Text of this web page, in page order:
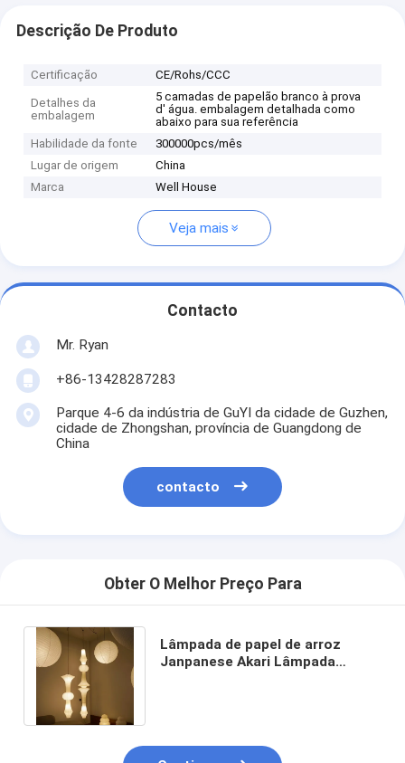
Descrição De Produto
Certificação CE/Rohs/CCC
Detalhes da
embalagem
5 camadas de papelão branco à prova
d' água. embalagem detalhada como
abaixo para sua referência
Habilidade da fonte
300000pcs/mês
Lugar de origem
China
Marca
Well House
Veja mais
Contacto
Mr. Ryan
+86-13428287283
Parque 4-6 da indústria de GuYI da cidade de Guzhen,
cidade de Zhongshan, província de Guangdong de
China
contacto
Obter O Melhor Preço Para
Lâmpada de papel de arroz
Janpanese Akari Lâmpada